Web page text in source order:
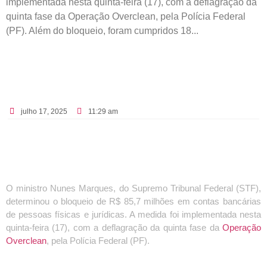
implementada nesta quinta-feira (17), com a deflagração da
quinta fase da Operação Overclean, pela Polícia Federal
(PF). Além do bloqueio, foram cumpridos 18...
julho 17, 2025 11:29 am
O ministro Nunes Marques, do Supremo Tribunal Federal (STF),
determinou o bloqueio de R$ 85,7 milhões em contas bancárias
de pessoas físicas e jurídicas. A medida foi implementada nesta
quinta-feira (17), com a deflagração da quinta fase da Operação
Overclean, pela Polícia Federal (PF).